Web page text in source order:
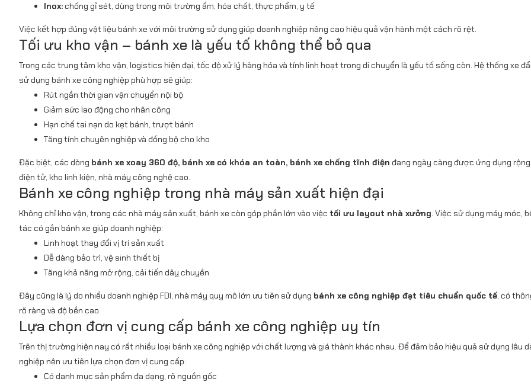
Inox: chống gỉ sét, dùng trong môi trường ẩm, hóa chất, thực phẩm, y tế
Việc kết hợp đúng vật liệu bánh xe với môi trường sử dụng giúp doanh nghiệp nâng cao hiệu quả vận hành một cách rõ rệt.
Tối ưu kho vận – bánh xe là yếu tố không thể bỏ qua
Trong các trung tâm kho vận, logistics hiện đại, tốc độ xử lý hàng hóa và tính linh hoạt trong di chuyển là yếu tố sống còn. Hệ thống xe
sử dụng bánh xe công nghiệp phù hợp sẽ giúp:
Rút ngắn thời gian vận chuyển nội bộ
Giảm sức lao động cho nhân công
Hạn chế tai nạn do kẹt bánh, trượt bánh
Tăng tính chuyên nghiệp và đồng bộ cho kho
Đặc biệt, các dòng bánh xe xoay 360 độ, bánh xe có khóa an toàn, bánh xe chống tĩnh điện đang ngày càng được ứng dụng
điện tử, kho linh kiện, nhà máy công nghệ cao.
Bánh xe công nghiệp trong nhà máy sản xuất hiện đại
Không chỉ kho vận, trong các nhà máy sản xuất, bánh xe còn góp phần lớn vào việc tối ưu layout nhà xưởng. Việc sử dụng máy móc,
tác có gắn bánh xe giúp doanh nghiệp:
Linh hoạt thay đổi vị trí sản xuất
Dễ dàng bảo trì, vệ sinh thiết bị
Tăng khả năng mở rộng, cải tiến dây chuyền
Đây cũng là lý do nhiều doanh nghiệp FDI, nhà máy quy mô lớn ưu tiên sử dụng bánh xe công nghiệp đạt tiêu chuẩn quốc tế, có
rõ ràng và độ bền cao.
Lựa chọn đơn vị cung cấp bánh xe công nghiệp uy tín
Trên thị trường hiện nay có rất nhiều loại bánh xe công nghiệp với chất lượng và giá thành khác nhau. Để đảm bảo hiệu quả sử dụng lâu
nghiệp nên ưu tiên lựa chọn đơn vị cung cấp:
Có danh mục sản phẩm đa dạng, rõ nguồn gốc